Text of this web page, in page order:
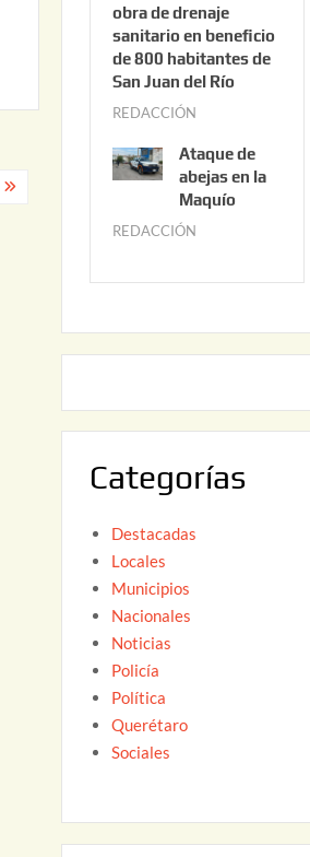
6
o
3
0
0
2
6
obra de drenaje
sanitario en beneficio
de 800 habitantes de
San Juan del Río
REDACCIÓN
n
i
0
2
Ataque de
abejas en la
Maquío
REDACCIÓN
y
2
Categorías
Destacadas
Locales
Municipios
Nacionales
Noticias
Policía
Política
Querétaro
Sociales